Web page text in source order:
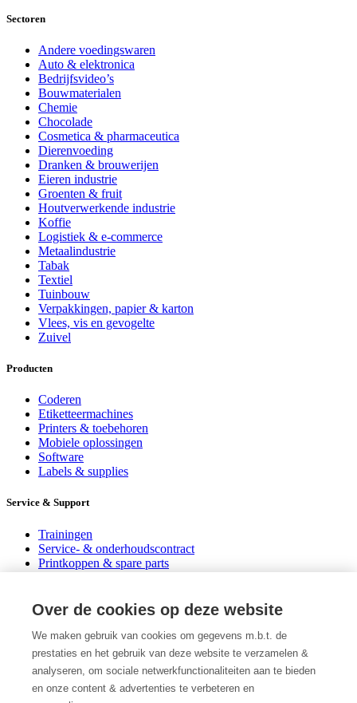
Sectoren
Andere voedingswaren
Auto & elektronica
Bedrijfsvideo’s
Bouwmaterialen
Chemie
Chocolade
Cosmetica & pharmaceutica
Dierenvoeding
Dranken & brouwerijen
Eieren industrie
Groenten & fruit
Houtverwerkende industrie
Koffie
Logistiek & e-commerce
Metaalindustrie
Tabak
Textiel
Tuinbouw
Verpakkingen, papier & karton
Vlees, vis en gevogelte
Zuivel
Producten
Coderen
Etiketteermachines
Printers & toebehoren
Mobiele oplossingen
Software
Labels & supplies
Service & Support
Trainingen
Service- & onderhoudscontract
Printkoppen & spare parts
Vacatures
Blogs
Woordenlijst
Over de cookies op deze website
We maken gebruik van cookies om gegevens m.b.t. de
prestaties en het gebruik van deze website te verzamelen &
analyseren, om sociale netwerkfunctionaliteiten aan te bieden
en onze content & advertenties te verbeteren en